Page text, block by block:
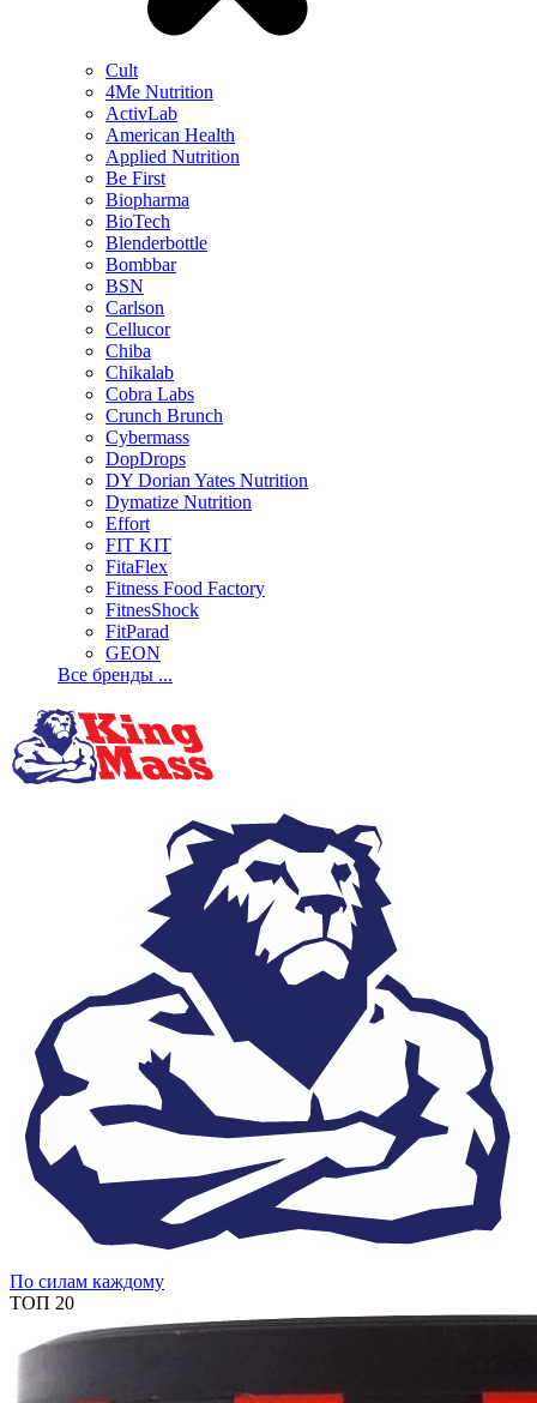
Cult
4Me Nutrition
ActivLab
American Health
Applied Nutrition
Be First
Biopharma
BioTech
Blenderbottle
Bombbar
BSN
Carlson
Cellucor
Chiba
Chikalab
Cobra Labs
Crunch Brunch
Cybermass
DopDrops
DY Dorian Yates Nutrition
Dymatize Nutrition
Effort
FIT KIT
FitaFlex
Fitness Food Factory
FitnesShock
FitParad
GEON
Все бренды ...
По силам каждому
ТОП 20